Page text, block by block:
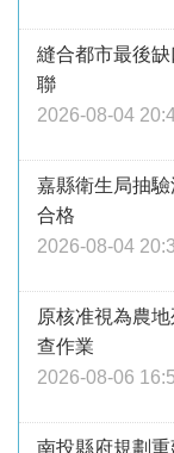
縫合都市最後
聯
2026-08-04
嘉縣衛生局抽
合格
2026-08-04
原核准視為農
查作業
2026-08-06
南投縣府規劃